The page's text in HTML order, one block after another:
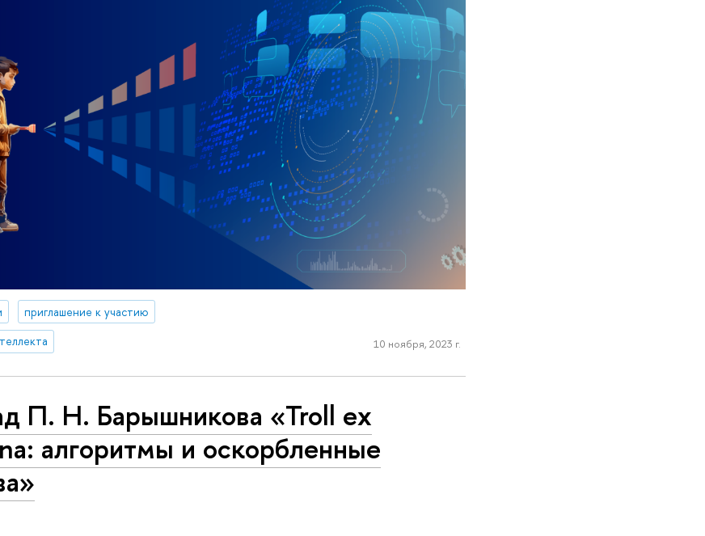
приглашение к участию
10 ноября, 2023 г.
П. Н. Барышникова «Troll ex
алгоритмы и оскорбленные